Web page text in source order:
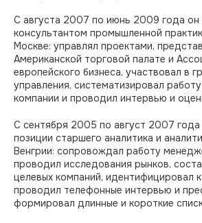
С августа 2007 по июнь 2009 года
консультантом промышленной
Москве: управлял проектами,
Американской торговой палате и
европейского бизнеса, участвовал в
управления, систематизировал
компании и проводил интервью и
С сентября 2005 по август 2007 года
позиции старшего аналитика и
Венгрии: сопровождал работу
проводил исследования рынков,
целевых компаний, идентифицировал
проводил телефонные интервью и
формировал длинные и короткие